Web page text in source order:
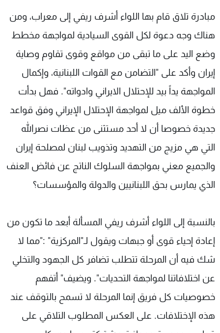
مبادرة تلاق قام بها اللواء أشرف ريفي إلى معراب، ومن
هناك وجه دعوة لكل القوى السيادية لمواجهة مخطط
وضع اليد على ما تبقى من مواقع وقوى تقاوم وصاية
إيران وأكد على "التضامن مع القوات اللبنانية، وإكمال
المواجهة يداً بيد للإحتلال الايراني وادواته". فهل بدأت
خطوة الألف ميل لمواجهة الإحتلال الإيراني وفق قواعد
جديدة خصوصا أن لا أحد مستثنى من عظات نصرالله
التي هي مزيج من التهديد وتذويب لبنان لمصلحة إيران
والجميع معني بمواجهة السلوك الناتج عن فائض العنف
الذي يمارس بحق اللبنانيين والدولة والمؤسسات؟
بالنسبة إلى اللواء أشرف ريفي المسألة أبعد ما تكون من
إعادة إحياء قوى أو جبهات ويقول لـ"المركزية" :"مما لا
شك فيه أن المرحلة تتطلب تضافر كل الجهود والتخلي
عن اختلافاتنا لمواجهة التحديات". ويضيف" أتفهم
خصوصيات كل فريق إنما المرحلة لا تسمح بالتوقف عند
هذه الإختلافات. على العكس المطلوب التلاقي على